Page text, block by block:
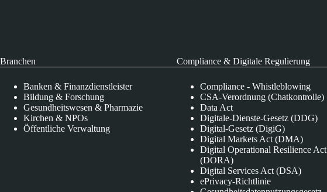
Branchen
Banken & Finanzdienstleister
Bildung & Forschung
Gesundheitswesen & Pharmazie
Kirchen & NPOs
Öffentliche Verwaltung
Compliance & Digitale Regulierung
Compliance - Whistleblowing
CSA-Verordnung (Chatkontrolle)
Data Act
Digitale-Dienste-Gesetz (DDG)
Digital-Gesetz (DigiG)
Digital Markets Act (DMA)
Digital Operational Resilience Act
(DORA)
Digital Services Act (DSA)
ePrivacy-Richtlinie